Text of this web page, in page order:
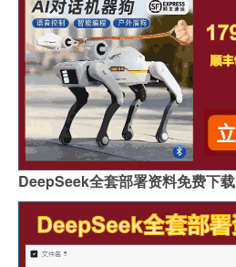
DeepSeek全套部署资料免费下载